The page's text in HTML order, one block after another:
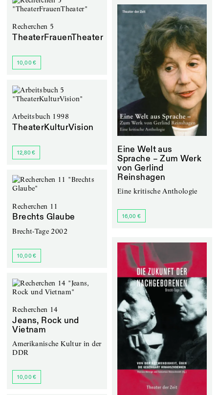
Recherchen 5
TheaterFrauenTheater
10,00 €
Eine Welt aus
Sprache – Zum Werk
von Gerlind
Reinshagen
Eine kritische Anthologie
16,00 €
Arbeitsbuch 1998
TheaterKulturVision
12,80 €
Recherchen 11
Brechts Glaube
Brecht-Tage 2002
10,00 €
Recherchen 14
Jeans, Rock und
Vietnam
Amerikanische Kultur in der
DDR
10,00 €